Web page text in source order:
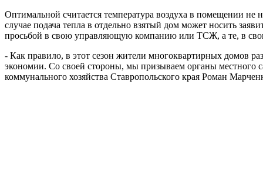
Оптимальной считается температура воздуха в помещении
случае подача тепла в отдельно взятый дом может носить
просьбой в свою управляющую компанию или ТСЖ, а те, в
- Как правило, в этот сезон жители многоквартирных домов
экономии. Со своей стороны, мы призываем органы местного
коммунального хозяйства Ставропольского края Роман